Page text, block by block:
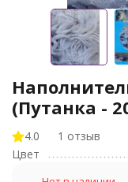
(Путанка -
4.0
1 отзыв
Цвет